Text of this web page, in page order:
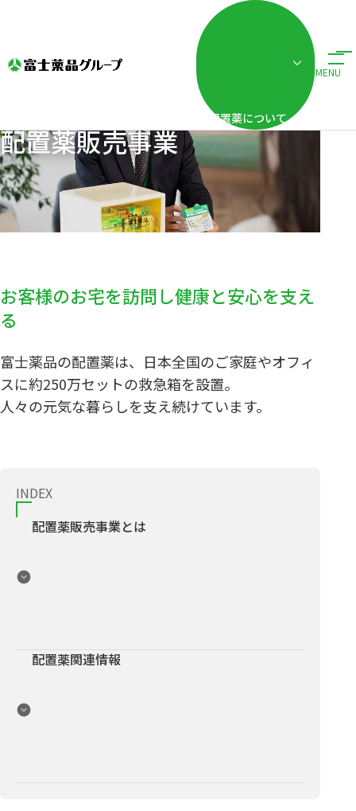
配置薬について
MENU
ホーム 事業・ブランド紹介 配置薬販売事業
配置薬販売事業
お客様のお宅を訪問し健康と安心を支え
る
富士薬品の配置薬は、日本全国のご家庭やオフィ
スに約250万セットの救急箱を設置。
人々の元気な暮らしを支え続けています。
INDEX
配置薬販売事業とは
配置薬関連情報